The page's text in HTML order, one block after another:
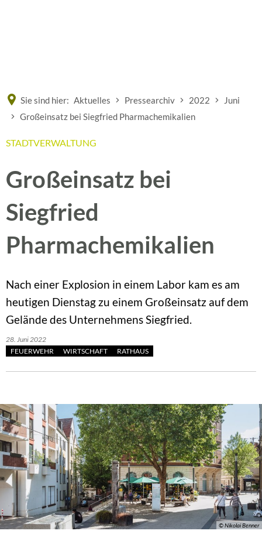
Sie sind hier: Aktuelles Pressearchiv 2022
Juni
Großeinsatz bei Siegfried Pharmachemikalien
STADTVERWALTUNG
Großeinsatz bei
Siegfried
Pharmachemikalien
Nach einer Explosion in einem Labor kam es am
heutigen Dienstag zu einem Großeinsatz auf dem
Gelände des Unternehmens Siegfried.
28. Juni 2022
FEUERWEHR
WIRTSCHAFT RATHAUS
© Nikolai Benner